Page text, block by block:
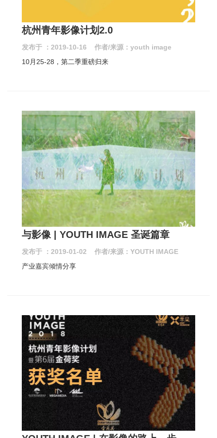
杭州青年影像计划2.0
发布于 ：2019-10-16 作者/来源：youth image
10月25-28，第二季重磅归来
与影像 | YOUTH IMAGE 圣诞篇章
发布于 ：2019-01-02 作者/来源：YOUTH IMAGE
产业嘉宾倾情分享